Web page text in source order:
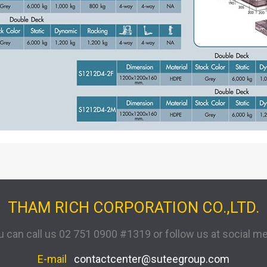
THAM RICH CORPORATION CO.,LTD.
can call us 02 751 0900 #1319 or follow us at social
E-mail contactcenter@suteegroup.com